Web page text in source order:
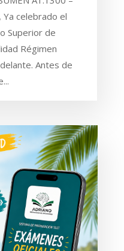
Ya celebrado el
Superior de
Régimen
Antes de